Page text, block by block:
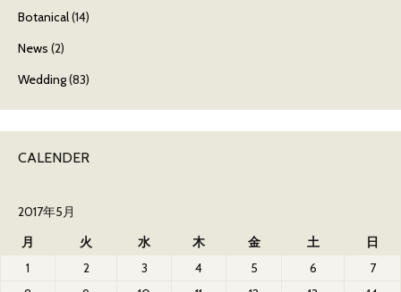
Botanical(14)
News (2)
Wedding(83)
CALENDER
2017年5月
月
火 水 木 金 土 日
1 2 3 4 5 6
7